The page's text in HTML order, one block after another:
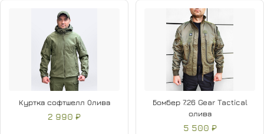
Куртка софтшелл Олива
2 990 ₽
Бомбер 7.26 Gear Tactical
олива
5 500 ₽